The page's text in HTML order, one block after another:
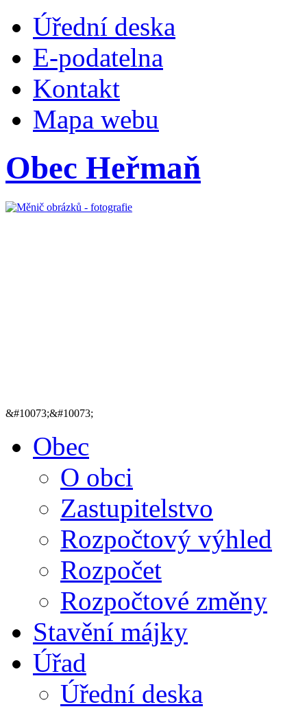
Úřední deska
E-podatelna
Kontakt
Mapa webu
Obec Heřmaň
&#10073;&#10073;
Obec
O obci
Zastupitelstvo
Rozpočtový výhled
Rozpočet
Rozpočtové změny
Stavění májky
Úřad
Úřední deska